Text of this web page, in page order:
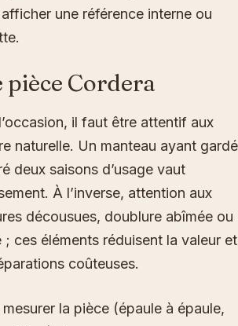
une référence interne ou
pièce Cordera
il faut être attentif aux
naturelle. Un manteau ayant gardé
deux saisons d’usage vaut
À l’inverse, attention aux
décousues, doublure abîmée ou
ces éléments réduisent la valeur et
coûteuses.
la pièce (épaule à épaule,